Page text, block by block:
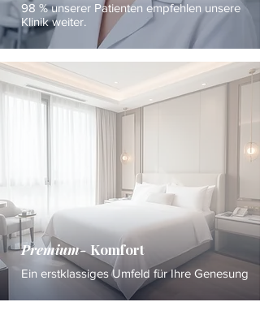
98 % unserer Patienten empfehlen unsere
Klinik weiter.
Premium-Komfort
Ein erstklassiges Umfeld für Ihre Genesung